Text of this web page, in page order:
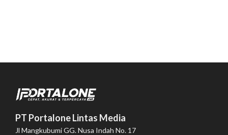
PT Portalone Lintas Media
Jl Mangkubumi GG. Nusa Indah No. 17